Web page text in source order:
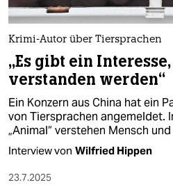
Krimi-Autor über Tiersprachen
„Es gibt ein
verstanden werden“
Ein Konzern aus China hat ein
von Tiersprachen angemeldet.
„Animal“ verstehen Mensch
Interview von Wilfried Hippen
23.7.2025